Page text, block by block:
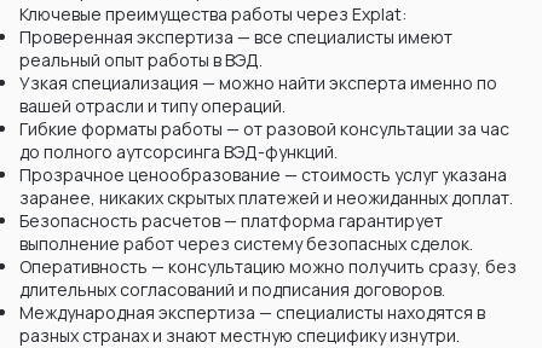
Ключевые преимущества работы через Explat:
Проверенная экспертиза — все специалисты имеют
реальный опыт работы в ВЭД.
Узкая специализация — можно найти эксперта именно по
вашей отрасли и типу операций.
Гибкие форматы работы — от разовой консультации за час
до полного аутсорсинга ВЭД-функций.
Прозрачное ценообразование — стоимость услуг указана
заранее, никаких скрытых платежей и неожиданных доплат.
Безопасность расчетов — платформа гарантирует
выполнение работ через систему безопасных сделок.
Оперативность — консультацию можно получить сразу, без
длительных согласований и подписания договоров.
Международная экспертиза — специалисты находятся в
разных странах и знают местную специфику изнутри.